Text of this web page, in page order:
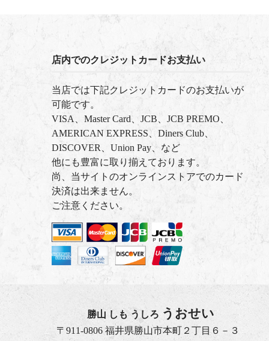
店内でのクレジットカードお支払い
当店では下記クレジットカードのお支払いが
可能です。
VISA、Master Card、JCB、JCB PREMO、
AMERICAN EXPRESS、Diners Club、
DISCOVER、Union Pay、など
他にも豊富に取り揃えております。
尚、当サイトのオンラインストアでのカード
決済は出来ません。
ご注意ください。
勝山 しも うしろ うおせい
〒911-0806 福井県勝山市本町２丁目６－３